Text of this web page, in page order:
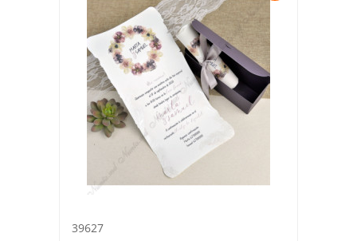
39627